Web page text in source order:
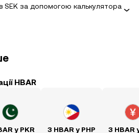
SEK за допомогою калькулятора
HBAR
у PKR З HBAR у PHP З HBAR